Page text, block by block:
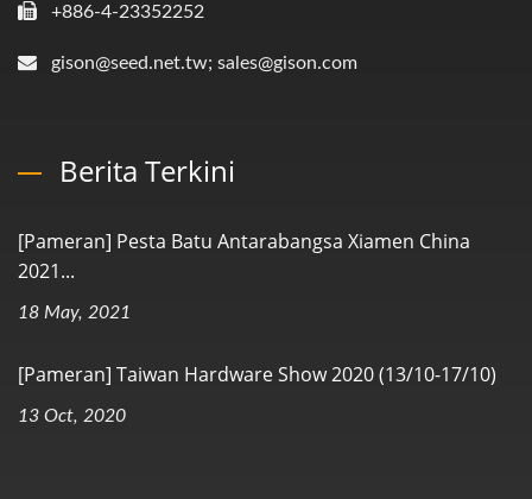
+886-4-23352252
gison@seed.net.tw; sales@gison.com
Berita Terkini
[Pameran] Pesta Batu Antarabangsa Xiamen China
2021...
18 May, 2021
[Pameran] Taiwan Hardware Show 2020 (13/10-17/10)
13 Oct, 2020